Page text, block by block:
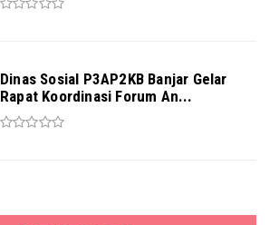
Dinas Sosial P3AP2KB Banjar Gelar
Rapat Koordinasi Forum An...